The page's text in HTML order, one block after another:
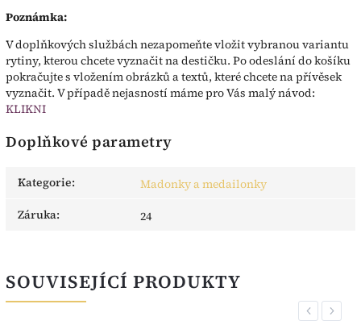
Poznámka:
V doplňkových službách nezapomeňte vložit vybranou variantu
rytiny, kterou chcete vyznačit na destičku. Po odeslání do košíku
pokračujte s vložením obrázků a textů, které chcete na přívěsek
vyznačit. V případě nejasností máme pro Vás malý návod:
KLIKNI
Doplňkové parametry
Kategorie:
Madonky a medailonky
Záruka: 24
SOUVISEJÍCÍ PRODUKTY
Previous
Next